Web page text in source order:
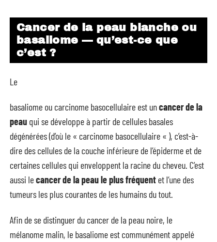
Cancer de la peau blanche ou
basaliome — qu’est-ce que
c’est ?
Le
basaliome ou carcinome basocellulaire est uncancer de la
peau qui se développe à partir de cellules basales
dégénérées (d’où le « carcinome basocellulaire « ), c’est-à-
dire des cellules de la couche inférieure de l’épiderme et de
certaines cellules qui enveloppent la racine du cheveu. C’est
aussi lecancer de la peau le plus fréquent et l’une des
tumeurs les plus courantes de les humains du tout.
Afin de se distinguer du cancer de la peau noire, le
mélanome malin, le basaliome est communément appelé